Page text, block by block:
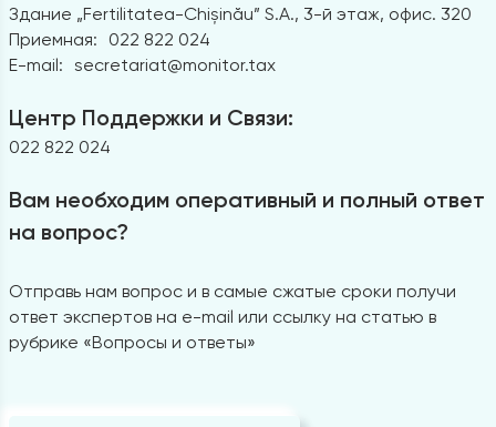
Здание „Fertilitatea-Chișinău” S.A., 3-й этаж, офис. 320
Приемная:
022 822 024
E-mail: secretariat@monitor.tax
Центр Поддержки и Связи:
022 822 024
Вам необходим оперативный и полный ответ
на вопрос?
Отправь нам вопрос и в самые сжатые сроки получи
ответ экспертов на e-mail или ссылку на статью в
рубрике «Вопросы и ответы»